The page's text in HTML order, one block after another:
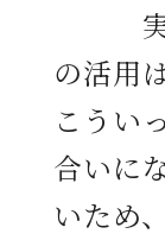
実際
の活用
こうい
合いに
いため